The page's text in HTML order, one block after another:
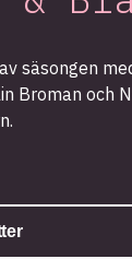
säsongen
Broman och